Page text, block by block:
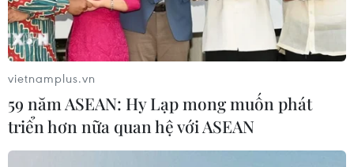
vietnamplus.vn
59 năm ASEAN: Hy Lạp mong muốn phát
triển hơn nữa quan hệ với ASEAN